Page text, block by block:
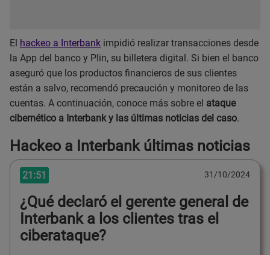
El hackeo a Interbank impidió realizar transacciones desde
la App del banco y Plin, su billetera digital. Si bien el banco
aseguró que los productos financieros de sus clientes
están a salvo, recomendó precaución y monitoreo de las
cuentas. A continuación, conoce más sobre el ataque
cibernético a Interbank y las últimas noticias del caso.
Hackeo a Interbank últimas noticias
21:51 31/10/2024
¿Qué declaró el gerente general de
Interbank a los clientes tras el
ciberataque?